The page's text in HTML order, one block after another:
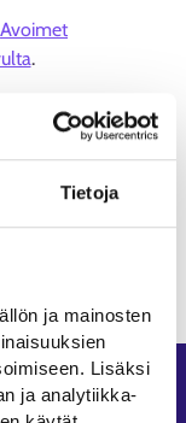
Tietoja
ja mainosten
Lisäksi
ja analytiikka-
Avoimet
.